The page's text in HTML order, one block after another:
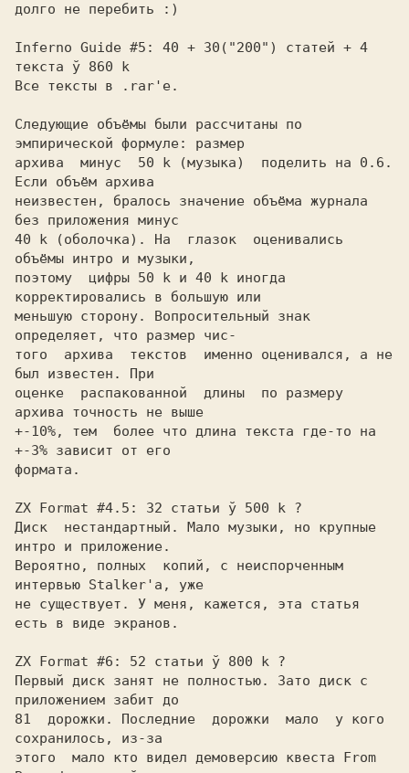
долго не перебить :)
Inferno Guide #5: 40 + 30("200") статей + 4
текста ў 860 k
Все тексты в .rar'е.
Следующие объёмы были рассчитаны по
эмпирической формуле: размер
архива  минус  50 k (музыка)  поделить на 0.6.
Если объём архива
неизвестен, бралось значение объёма журнала
без приложения минус
40 k (оболочка). На  глазок  оценивались
объёмы интро и музыки,
поэтому  цифры 50 k и 40 k иногда
корректировались в большую или
меньшую сторону. Вопросительный знак
определяет, что размер чис-
того  архива  текстов  именно оценивался, а не
был известен. При
оценке  распакованной  длины  по размеру
архива точность не выше
+-10%, тем  более что длина текста где-то на
+-3% зависит от его
формата.
ZX Format #4.5: 32 статьи ў 500 k ?
Диск  нестандартный. Мало музыки, но крупные
интро и приложение.
Вероятно, полных  копий, с неиспорченным
интервью Stalker'а, уже
не существует. У меня, кажется, эта статья
есть в виде экранов.
ZX Format #6: 52 статьи ў 800 k ?
Первый диск занят не полностью. Зато диск с
приложением забит до
81  дорожки. Последние  дорожки  мало  у кого
сохранилось, из-за
этого  мало кто видел демоверсию квеста From